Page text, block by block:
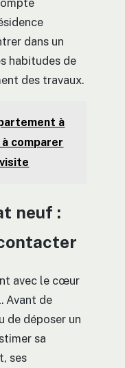
dans un
habitudes de
des travaux.
à
comparer
neuf :
avec le cœur
Avant de
de déposer un
sa
ses